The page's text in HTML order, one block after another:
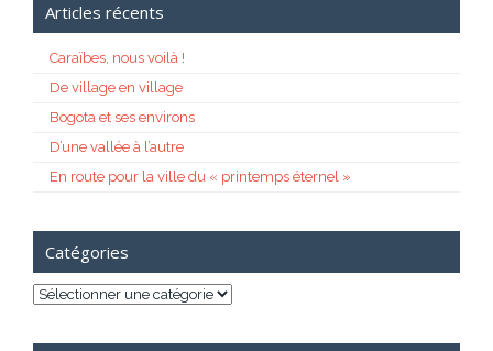
Articles récents
Caraïbes, nous voilà !
De village en village
Bogota et ses environs
D’une vallée à l’autre
En route pour la ville du « printemps éternel »
Catégories
Catégories